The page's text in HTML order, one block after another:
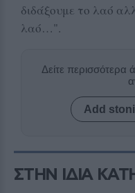
διδάξουμε το λαό
λαό…".
Δείτε
Add
ΣΤΗΝ ΙΔΙΑ